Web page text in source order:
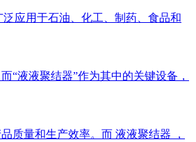
应用于石油、化工、制药、食品和
“液液聚结器”作为其中的关键设备，
质量和生产效率。而 液液聚结器 ，